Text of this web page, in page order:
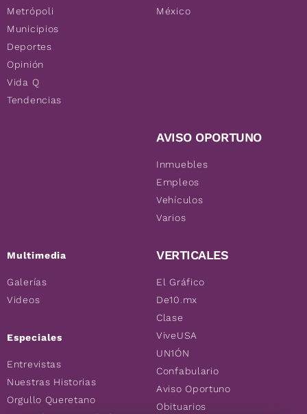
Metrópoli
Municipios
Deportes
Opinión
Vida Q
Tendencias
Multimedia
Galerías
Videos
Especiales
Entrevistas
Nuestras Historias
Orgullo Queretano
México
AVISO OPORTUNO
Inmuebles
Empleos
Vehículos
Varios
VERTICALES
El Gráfico
De10.mx
Clase
ViveUSA
UN1ÓN
Confabulario
Aviso Oportuno
Obituarios